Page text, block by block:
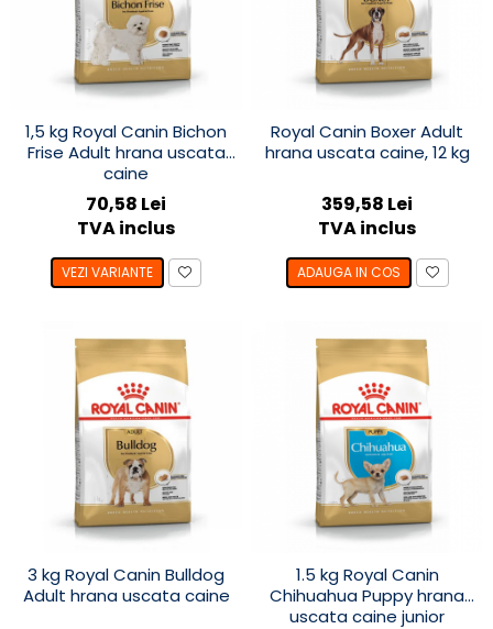
1,5 kg Royal Canin Bichon
Frise Adult hrana uscata
caine
70,58 Lei
TVA inclus
VEZI VARIANTE
Royal Canin Boxer Adult
hrana uscata caine, 12 kg
359,58 Lei
TVA inclus
ADAUGA IN COS
3 kg Royal Canin Bulldog
Adult hrana uscata caine
1.5 kg Royal Canin
Chihuahua Puppy hrana
uscata caine junior